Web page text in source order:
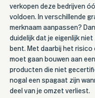
verkopen deze bedrijven
voldoen. In verschillende
merknaam aanpassen?
duidelijk dat je eigenlijk
bent. Met daarbij het
moet gaan bouwen aan
producten die niet
nogal een spagaat zijn
deel van je omzet verliest.